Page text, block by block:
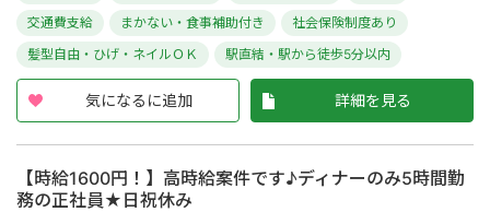
交通費支給
まかない・食事補助付き
社会保険制度あり
髪型自由・ひげ・ネイルＯＫ
駅直結・駅から徒歩5分以内
気になるに追加 詳細を見る
【時給1600円！】高時給案件です♪ディナーのみ5時間勤
務の正社員★日祝休み